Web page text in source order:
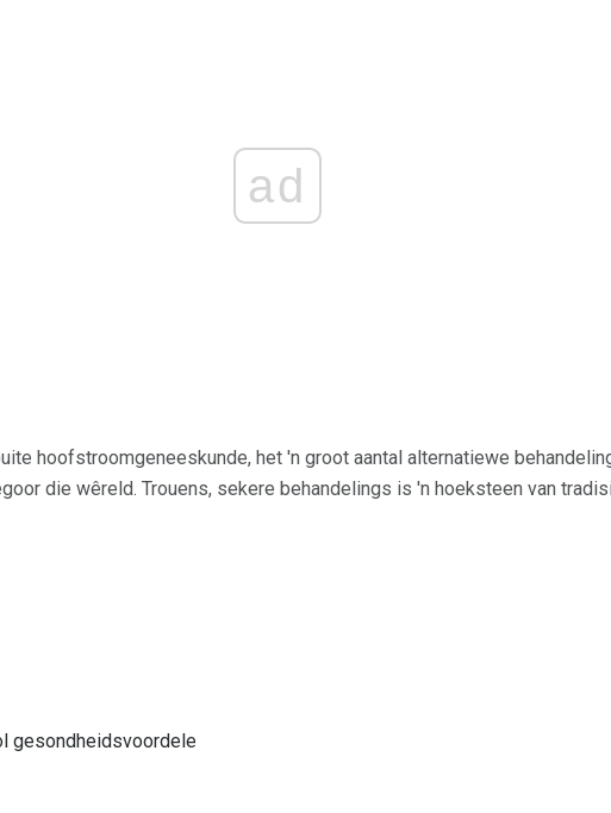
ad
hoofstroomgeneeskunde, het 'n groot aantal alternatiewe
die wêreld. Trouens, sekere behandelings is 'n hoeksteen van
gesondheidsvoordele